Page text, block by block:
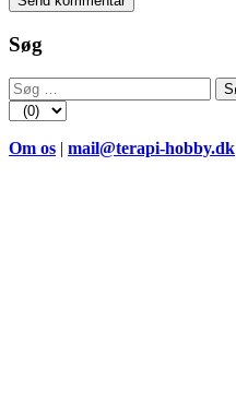
Søg
Søg
efter:
Om os | mail@terapi-hobby.dk